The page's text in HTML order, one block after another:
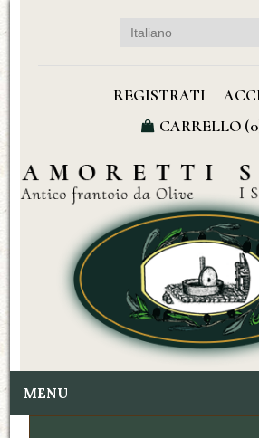
REGISTRATI
CARRELLO
MENU